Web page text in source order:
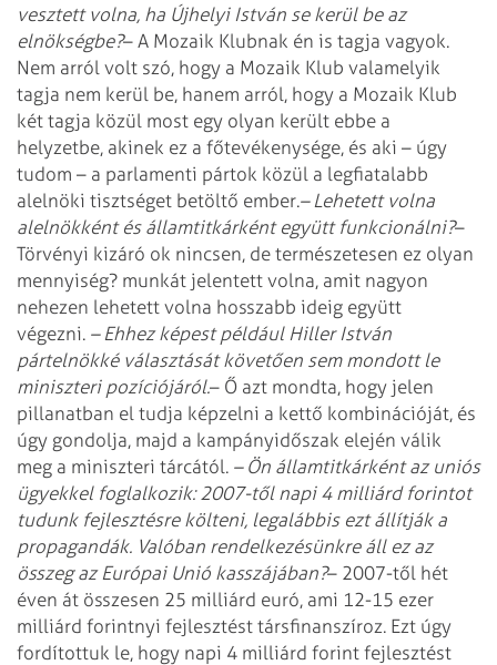
vesztett volna, ha Újhelyi István se kerül be az
elnökségbe?– A Mozaik Klubnak én is tagja vagyok.
Nem arról volt szó, hogy a Mozaik Klub valamelyik
tagja nem kerül be, hanem arról, hogy a Mozaik Klub
két tagja közül most egy olyan került ebbe a
helyzetbe, akinek ez a főtevékenysége, és aki – úgy
tudom – a parlamenti pártok közül a legfiatalabb
alelnöki tisztséget betöltő ember.– Lehetett volna
alelnökként és államtitkárként együtt funkcionálni?–
Törvényi kizáró ok nincsen, de természetesen ez olyan
mennyiség? munkát jelentett volna, amit nagyon
nehezen lehetett volna hosszabb ideig együtt
végezni. – Ehhez képest például Hiller István
pártelnökké választását követően sem mondott le
miniszteri pozíciójáról.– Ő azt mondta, hogy jelen
pillanatban el tudja képzelni a kettő kombinációját, és
úgy gondolja, majd a kampányidőszak elején válik
meg a miniszteri tárcától. – Ön államtitkárként az uniós
ügyekkel foglalkozik: 2007-től napi 4 milliárd forintot
tudunk fejlesztésre költeni, legalábbis ezt állítják a
propagandák. Valóban rendelkezésünkre áll ez az
összeg az Európai Unió kasszájában?– 2007-től hét
éven át összesen 25 milliárd euró, ami 12-15 ezer
milliárd forintnyi fejlesztést társfinanszíroz. Ezt úgy
fordítottuk le, hogy napi 4 milliárd forint fejlesztést